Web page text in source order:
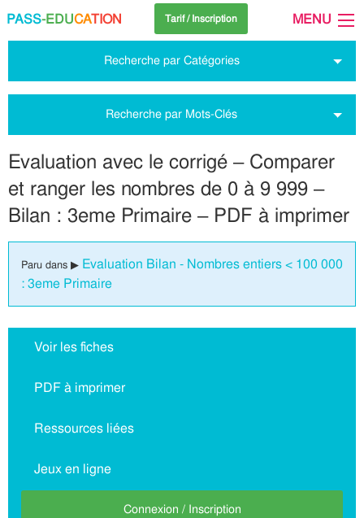
PASS-EDUCATION Tarif / Inscription MENU
Recherche par Catégories
Recherche par Mots-Clés
Evaluation avec le corrigé – Comparer
et ranger les nombres de 0 à 9 999 –
Bilan : 3eme Primaire – PDF à imprimer
Paru dans ▶ Evaluation Bilan - Nombres entiers < 100 000
: 3eme Primaire
Voir les fiches
PDF à imprimer
Ressources liées
Jeux en ligne
Connexion / Inscription